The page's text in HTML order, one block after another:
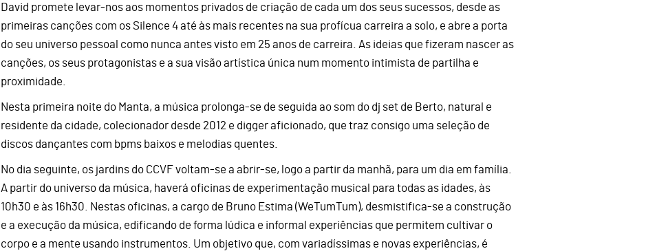
David promete levar-nos aos momentos privados de criação de cada um dos seus sucessos, desde as
primeiras canções com os Silence 4 até às mais recentes na sua profícua carreira a solo, e abre a porta
do seu universo pessoal como nunca antes visto em 25 anos de carreira. As ideias que fizeram nascer as
canções, os seus protagonistas e a sua visão artística única num momento intimista de partilha e
proximidade.
Nesta primeira noite do Manta, a música prolonga-se de seguida ao som do dj set de Berto, natural e
residente da cidade, colecionador desde 2012 e digger aficionado, que traz consigo uma seleção de
discos dançantes com bpms baixos e melodias quentes.
No dia seguinte, os jardins do CCVF voltam-se a abrir-se, logo a partir da manhã, para um dia em família.
A partir do universo da música, haverá oficinas de experimentação musical para todas as idades, às
10h30 e às 16h30. Nestas oficinas, a cargo de Bruno Estima (WeTumTum), desmistifica-se a construção
e a execução da música, edificando de forma lúdica e informal experiências que permitem cultivar o
corpo e a mente usando instrumentos. Um objetivo que, com variadíssimas e novas experiências, é